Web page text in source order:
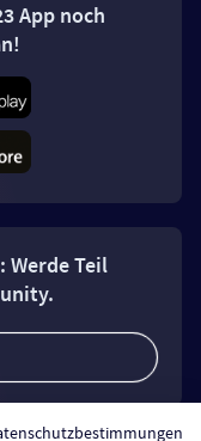
App noch
Werde Teil